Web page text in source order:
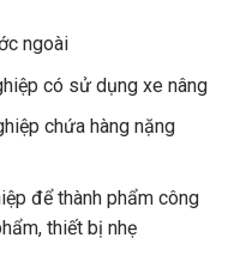
ngoài
có sử dụng xe nâng
chứa hàng nặng
để thành phẩm công
thiết bị nhẹ